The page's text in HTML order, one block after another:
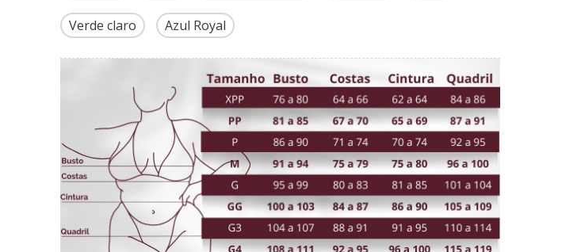
Verde claro Azul Royal